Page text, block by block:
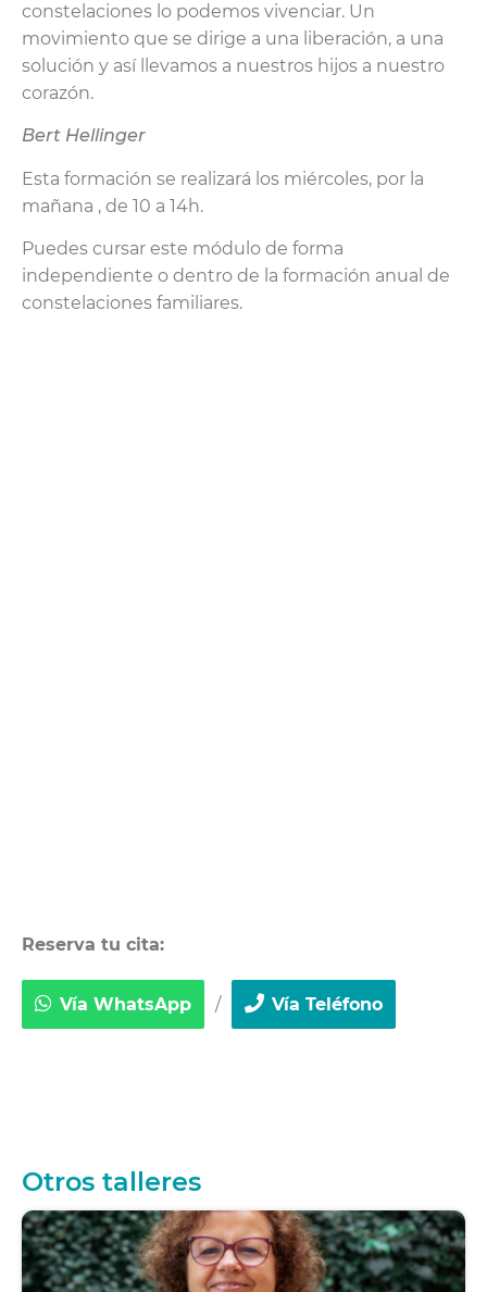
constelaciones lo podemos vivenciar. Un
movimiento que se dirige a una liberación, a una
solución y así llevamos a nuestros hijos a nuestro
corazón.
Bert Hellinger
Esta formación se realizará los miércoles, por la
mañana , de 10 a 14h.
Puedes cursar este módulo de forma
independiente o dentro de la formación anual de
constelaciones familiares.
Reserva tu cita:
Vía WhatsApp / Vía Teléfono
Otros talleres